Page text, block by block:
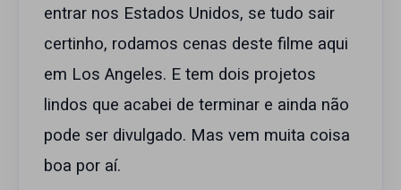
entrar nos Estados Unidos, se tudo sair
certinho, rodamos cenas deste filme aqui
em Los Angeles. E tem dois projetos
lindos que acabei de terminar e ainda não
pode ser divulgado. Mas vem muita coisa
boa por aí.